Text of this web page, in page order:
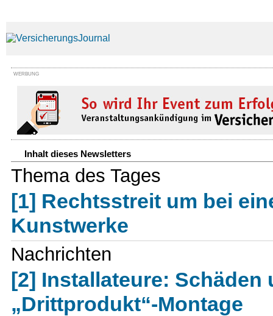
WERBUNG
Inhalt dieses Newsletters
Thema des Tages
[1] Rechtsstreit um bei
Kunstwerke
Nachrichten
[2] Installateure: Schäden
„Drittprodukt“-Montage